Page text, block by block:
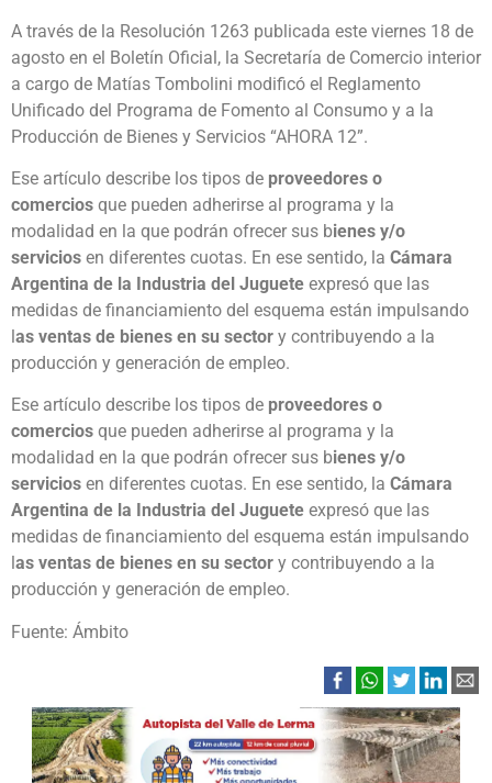
A través de la Resolución 1263 publicada este viernes 18 de
agosto en el Boletín Oficial, la Secretaría de Comercio interior
a cargo de Matías Tombolini modificó el Reglamento
Unificado del Programa de Fomento al Consumo y a la
Producción de Bienes y Servicios “AHORA 12”.
Ese artículo describe los tipos de proveedores o
comercios que pueden adherirse al programa y la
modalidad en la que podrán ofrecer sus bienes y/o
servicios en diferentes cuotas. En ese sentido, la Cámara
Argentina de la Industria del Juguete expresó que las
medidas de financiamiento del esquema están impulsando
las ventas de bienes en su sector y contribuyendo a la
producción y generación de empleo.
Ese artículo describe los tipos de proveedores o
comercios que pueden adherirse al programa y la
modalidad en la que podrán ofrecer sus bienes y/o
servicios en diferentes cuotas. En ese sentido, la Cámara
Argentina de la Industria del Juguete expresó que las
medidas de financiamiento del esquema están impulsando
as ventas de bienes en su sector y contribuyendo a la
producción y generación de empleo.
Fuente: Ámbito